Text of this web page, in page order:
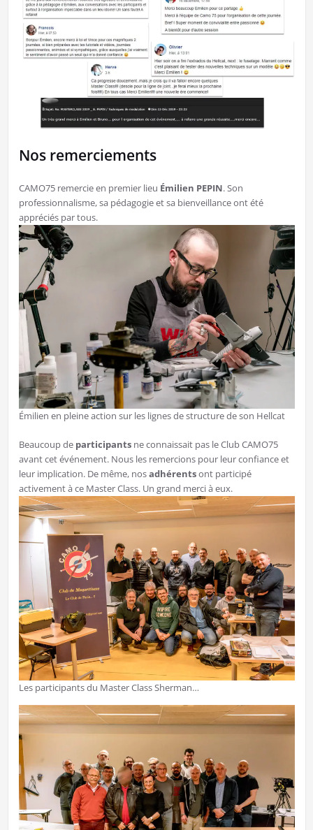
Nos remerciements
CAMO75 remercie en premier lieu Émilien PEPIN. Son
professionnalisme, sa pédagogie et sa bienveillance ont été
appréciés par tous.
Émilien en pleine action sur les lignes de structure de son Hellcat
Beaucoup de participantsne connaissait pas le Club CAMO75
avant cet événement. Nous les remercions pour leur confiance et
leur implication. De même, nosadhérentsont participé
activement à ce Master Class. Un grand merci à eux.
Les participants du Master Class Sherman…